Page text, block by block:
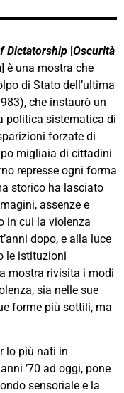
Dictatorship [Oscurità
] è una mostra che
di Stato dell’ultima
che instaurò un
politica sistematica di
forzate di
migliaia di cittadini
represse ogni forma
storico ha lasciato
assenze e
in cui la violenza
dopo, e alla luce
le istituzioni
mostra rivisita i modi
sia nelle sue
forme più sottili, ma
lo più nati in
’70 ad oggi, pone
sensoriale e la